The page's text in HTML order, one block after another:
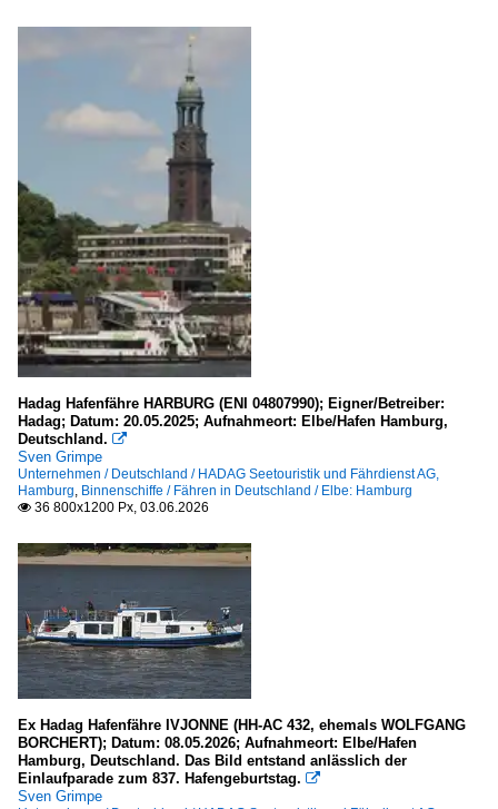
Hadag Hafenfähre HARBURG (ENI 04807990); Eigner/Betreiber:
Hadag; Datum: 20.05.2025; Aufnahmeort: Elbe/Hafen Hamburg,
Deutschland. 
Sven Grimpe
Unternehmen / Deutschland / HADAG Seetouristik und Fährdienst AG,
Hamburg Binnenschiffe / Fähren in Deutschland / Elbe: Hamburg
 36 800x1200 Px, 03.06.2026
Ex Hadag Hafenfähre IVJONNE (HH-AC 432, ehemals WOLFGANG
BORCHERT); Datum: 08.05.2026; Aufnahmeort: Elbe/Hafen
Hamburg, Deutschland. Das Bild entstand anlässlich der
Einlaufparade zum 837. Hafengeburtstag. 
Sven Grimpe